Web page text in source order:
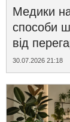
Медики
способи
від
30.07.2026 21:18